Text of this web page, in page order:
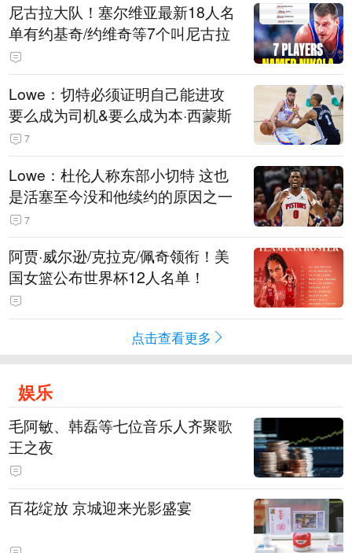
尼古拉大队！塞尔维亚最新18人名
单有约基奇/约维奇等7个叫尼古拉
Lowe：切特必须证明自己能进攻
要么成为司机&要么成为本·西蒙斯
7
Lowe：杜伦人称东部小切特 这也
是活塞至今没和他续约的原因之一
7
阿贾·威尔逊/克拉克/佩奇领衔！美
国女篮公布世界杯12人名单！
点击查看更多
娱乐
毛阿敏、韩磊等七位音乐人齐聚歌
王之夜
百花绽放 京城迎来光影盛宴